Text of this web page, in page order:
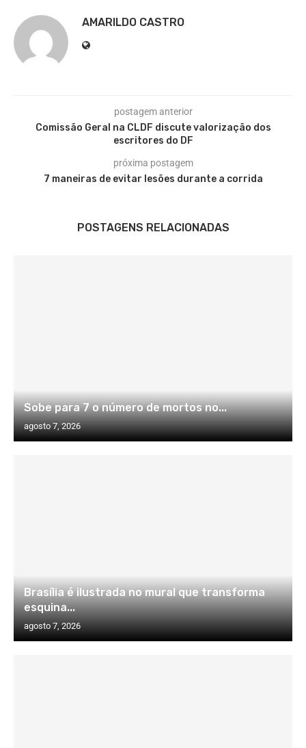
AMARILDO CASTRO
postagem anterior
Comissão Geral na CLDF discute valorização dos
escritores do DF
próxima postagem
7 maneiras de evitar lesões durante a corrida
POSTAGENS RELACIONADAS
Sobe para 7 o número de mortos no...
agosto 7, 2026
Brasília é ilustrada no mural que transforma
esquina...
agosto 7, 2026